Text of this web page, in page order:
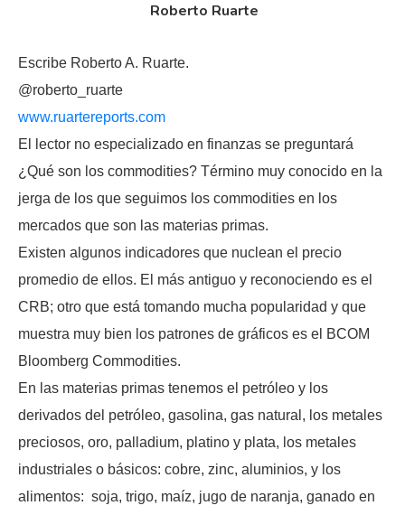
Roberto Ruarte
Escribe Roberto A. Ruarte.
@roberto_ruarte
www.ruartereports.com
El lector no especializado en finanzas se preguntará
¿Qué son los commodities? Término muy conocido en la
jerga de los que seguimos los commodities en los
mercados que son las materias primas.
Existen algunos indicadores que nuclean el precio
promedio de ellos. El más antiguo y reconociendo es el
CRB; otro que está tomando mucha popularidad y que
muestra muy bien los patrones de gráficos es el BCOM
Bloomberg Commodities.
En las materias primas tenemos el petróleo y los
derivados del petróleo, gasolina, gas natural, los metales
preciosos, oro, palladium, platino y plata, los metales
industriales o básicos: cobre, zinc, aluminios, y los
alimentos: soja, trigo, maíz, jugo de naranja, ganado en